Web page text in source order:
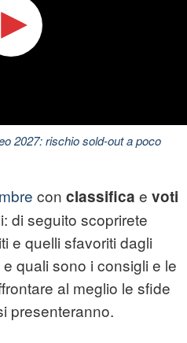
2027: rischio sold-out a poco
con classifica e voti
di seguito scoprirete
e quelli sfavoriti dagli
quali sono i consigli e le
al meglio le sfide
presenteranno.